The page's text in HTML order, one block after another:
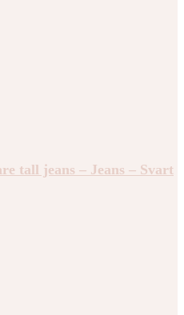
tall jeans – Jeans – Svart